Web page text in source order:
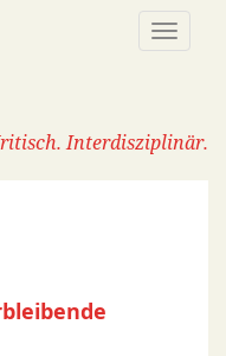
Interdisziplinär.